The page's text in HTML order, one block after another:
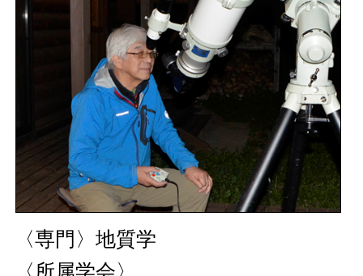
〈専門〉地質学